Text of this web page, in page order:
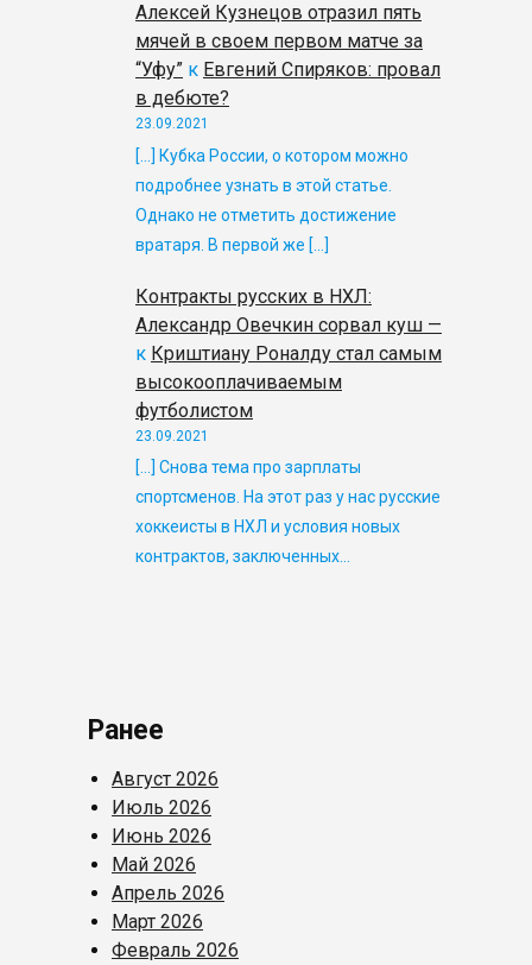
Алексей Кузнецов отразил пять
мячей в своем первом матче за
“Уфу” к Евгений Спиряков: провал
в дебюте?
23.09.2021
[…] Кубка России, о котором можно
подробнее узнать в этой статье.
Однако не отметить достижение
вратаря. В первой же […]
Контракты русских в НХЛ:
Александр Овечкин сорвал куш —
к Криштиану Роналду стал самым
высокооплачиваемым
футболистом
23.09.2021
[…] Снова тема про зарплаты
спортсменов. На этот раз у нас русские
хоккеисты в НХЛ и условия новых
контрактов, заключенных…
Ранее
Август 2026
Июль 2026
Июнь 2026
Май 2026
Апрель 2026
Март 2026
Февраль 2026